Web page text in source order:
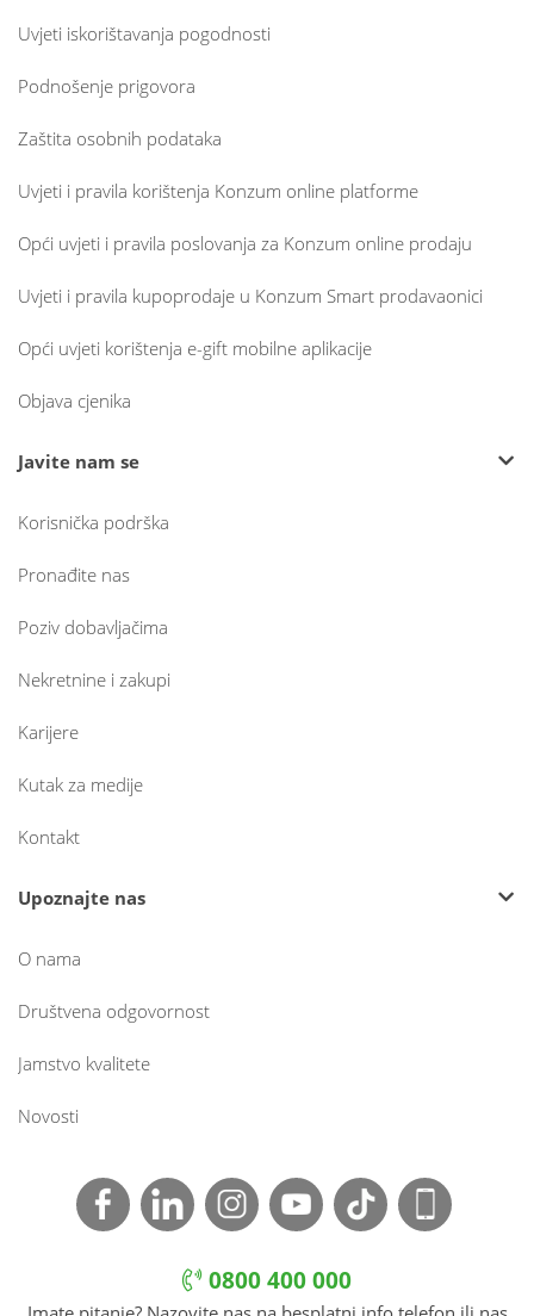
Uvjeti iskorištavanja pogodnosti
Podnošenje prigovora
Zaštita osobnih podataka
Uvjeti i pravila korištenja Konzum online platforme
Opći uvjeti i pravila poslovanja za Konzum online prodaju
Uvjeti i pravila kupoprodaje u Konzum Smart prodavaonici
Opći uvjeti korištenja e-gift mobilne aplikacije
Objava cjenika
Javite nam se
Korisnička podrška
Pronađite nas
Poziv dobavljačima
Nekretnine i zakupi
Karijere
Kutak za medije
Kontakt
Upoznajte nas
O nama
Društvena odgovornost
Jamstvo kvalitete
Novosti
0800 400 000